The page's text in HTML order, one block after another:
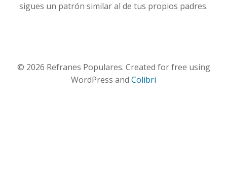
sigues un patrón similar al de tus propios padres.
© 2026 Refranes Populares. Created for free using
WordPress and Colibri